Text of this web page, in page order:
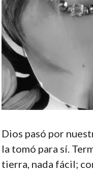
Dios pasó por
la tomó para sí.
tierra, nada fácil;